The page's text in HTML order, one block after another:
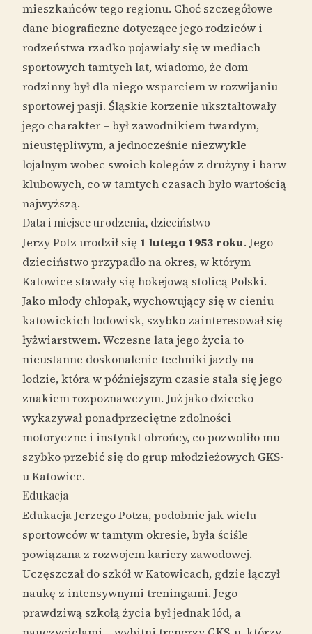
mieszkańców tego regionu. Choć szczegółowe
dane biograficzne dotyczące jego rodziców i
rodzeństwa rzadko pojawiały się w mediach
sportowych tamtych lat, wiadomo, że dom
rodzinny był dla niego wsparciem w rozwijaniu
sportowej pasji. Śląskie korzenie ukształtowały
jego charakter – był zawodnikiem twardym,
nieustępliwym, a jednocześnie niezwykle
lojalnym wobec swoich kolegów z drużyny i barw
klubowych, co w tamtych czasach było wartością
najwyższą.
Data i miejsce urodzenia, dzieciństwo
Jerzy Potz urodził się 1 lutego 1953 roku. Jego
dzieciństwo przypadło na okres, w którym
Katowice stawały się hokejową stolicą Polski.
Jako młody chłopak, wychowujący się w cieniu
katowickich lodowisk, szybko zainteresował się
łyżwiarstwem. Wczesne lata jego życia to
nieustanne doskonalenie techniki jazdy na
lodzie, która w późniejszym czasie stała się jego
znakiem rozpoznawczym. Już jako dziecko
wykazywał ponadprzeciętne zdolności
motoryczne i instynkt obrońcy, co pozwoliło mu
szybko przebić się do grup młodzieżowych GKS-
u Katowice.
Edukacja
Edukacja Jerzego Potza, podobnie jak wielu
sportowców w tamtym okresie, była ściśle
powiązana z rozwojem kariery zawodowej.
Uczęszczał do szkół w Katowicach, gdzie łączył
naukę z intensywnymi treningami. Jego
prawdziwą szkołą życia był jednak lód, a